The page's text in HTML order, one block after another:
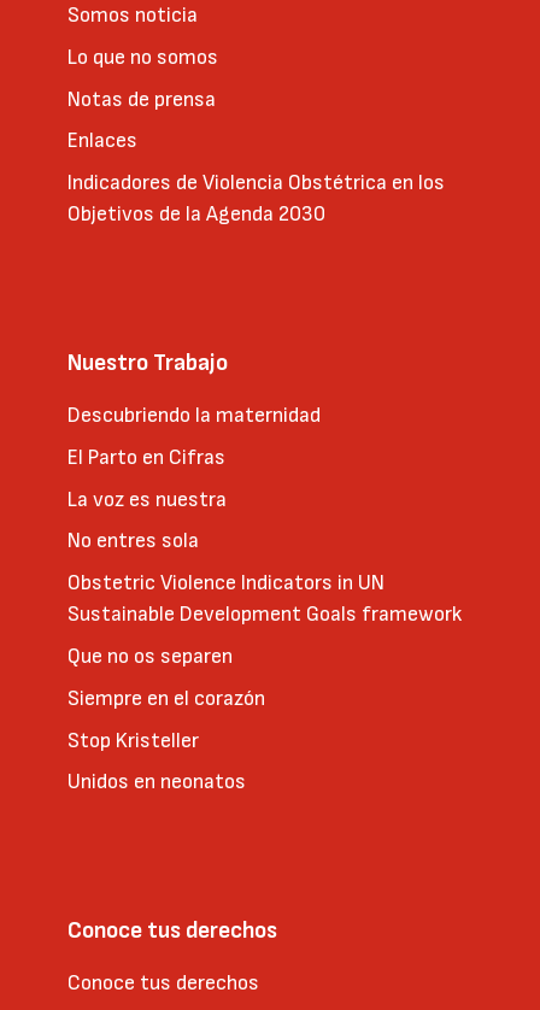
Somos noticia
Lo que no somos
Notas de prensa
Enlaces
Indicadores de Violencia Obstétrica en los
Objetivos de la Agenda 2030
Nuestro Trabajo
Descubriendo la maternidad
El Parto en Cifras
La voz es nuestra
No entres sola
Obstetric Violence Indicators in UN
Sustainable Development Goals framework
Que no os separen
Siempre en el corazón
Stop Kristeller
Unidos en neonatos
Conoce tus derechos
Conoce tus derechos